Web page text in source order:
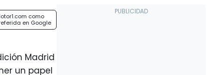
como
en Google
Madrid
un papel